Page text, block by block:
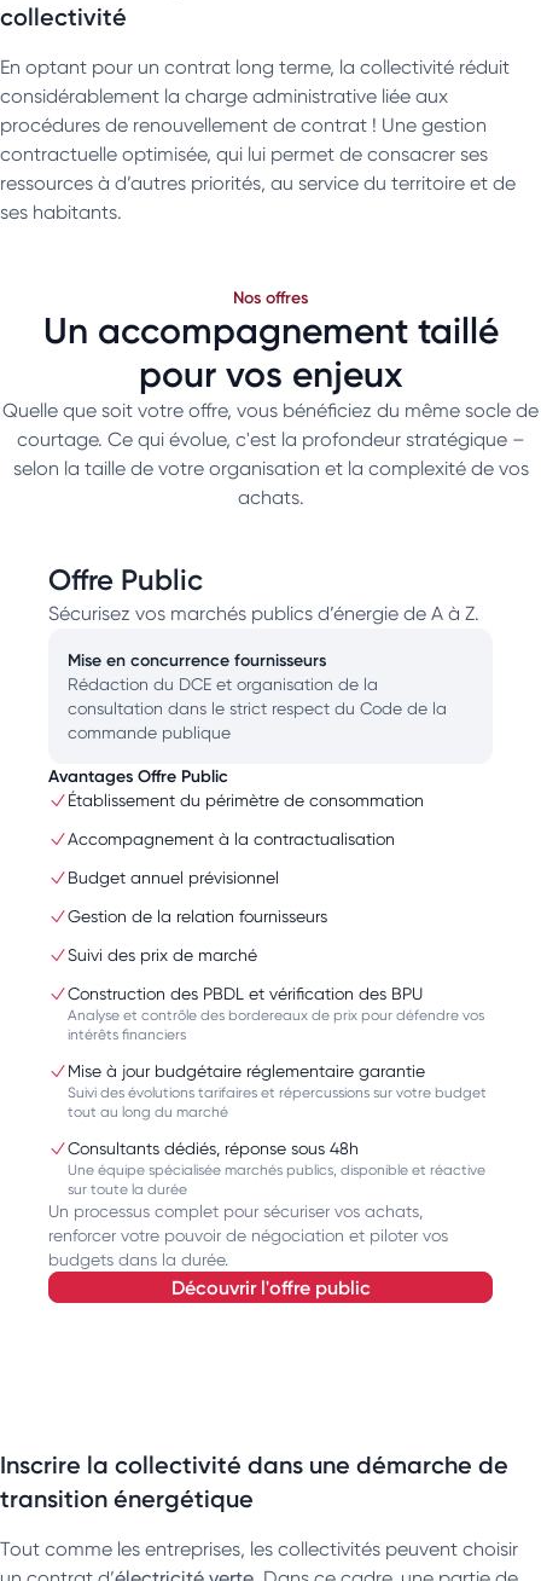
collectivité
En optant pour un contrat long terme, la collectivité réduit
considérablement la charge administrative liée aux
procédures de renouvellement de contrat ! Une gestion
contractuelle optimisée, qui lui permet de consacrer ses
ressources à d’autres priorités, au service du territoire et de
ses habitants.
Nos offres
Un accompagnement taillé
pour vos enjeux
Quelle que soit votre offre, vous bénéficiez du même socle de
courtage. Ce qui évolue, c'est la profondeur stratégique –
selon la taille de votre organisation et la complexité de vos
achats.
Offre Public
Sécurisez vos marchés publics d’énergie de A à Z.
Mise en concurrence fournisseurs
Rédaction du DCE et organisation de la
consultation dans le strict respect du Code de la
commande publique
Avantages Offre Public
Établissement du périmètre de consommation
Accompagnement à la contractualisation
Budget annuel prévisionnel
Gestion de la relation fournisseurs
Suivi des prix de marché
Construction des PBDL et vérification des BPU
Analyse et contrôle des bordereaux de prix pour défendre vos
intérêts financiers
Mise à jour budgétaire réglementaire garantie
Suivi des évolutions tarifaires et répercussions sur votre budget
tout au long du marché
Consultants dédiés, réponse sous 48h
Une équipe spécialisée marchés publics, disponible et réactive
sur toute la durée
Un processus complet pour sécuriser vos achats,
renforcer votre pouvoir de négociation et piloter vos
budgets dans la durée.
découvrir l'offre public
Inscrire la collectivité dans une démarche de
transition énergétique
Tout comme les entreprises, les collectivités peuvent choisir